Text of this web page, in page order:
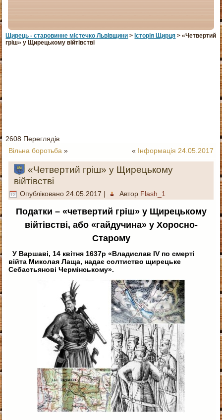
Щирець - старовинне мiстечко Львiвщини >Історія Щирця > «Четвертий
гріш» у Щирецькому війтівстві
2608 Переглядів
Вільна боротьба » « Інформація 24.05.2017
«Четвертий гріш» у Щирецькому
війтівстві
Опубліковано 24.05.2017 | Автор Flash_1
Податки – «четвертий гріш» у Щирецькому
війтівстві, або «гайдучина» у Хоросно-
Старому
У Варшаві, 14 квітня 1637р «Владислав IV по смерті
війта Миколая Лаща, надає солтиство щирецьке
Себастьянові Чермінському».